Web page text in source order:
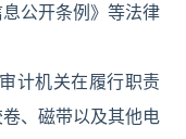
公开条例》等法律
计机关在履行职责
、磁带以及其他电